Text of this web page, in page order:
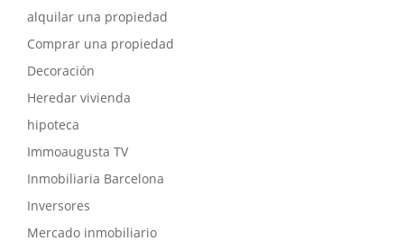
alquilar una propiedad
Comprar una propiedad
Decoración
Heredar vivienda
hipoteca
Immoaugusta TV
Inmobiliaria Barcelona
Inversores
Mercado inmobiliario